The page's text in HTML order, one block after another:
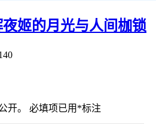
姬的月光与人间枷锁
开。 必填项已用 *标注